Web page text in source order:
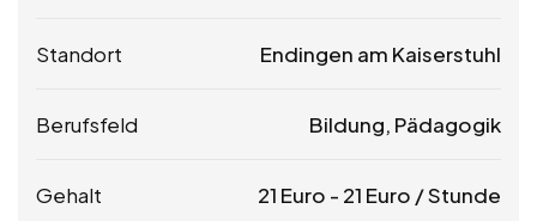
Standort Endingen am Kaiserstuhl
Berufsfeld Bildung, Pädagogik
Gehalt 21 Euro - 21 Euro / Stunde